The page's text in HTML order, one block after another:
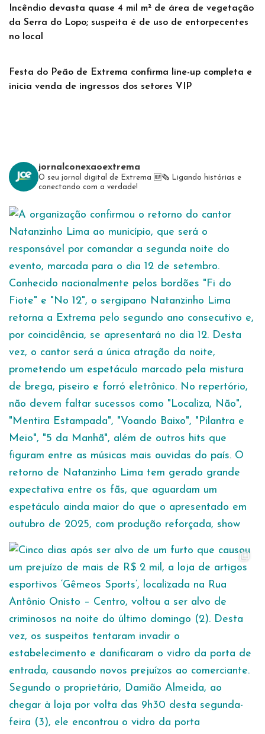
Incêndio devasta quase 4 mil m² de área de vegetação
da Serra do Lopo; suspeita é de uso de entorpecentes
no local
Festa do Peão de Extrema confirma line-up completa e
inicia venda de ingressos dos setores VIP
jornalconexaoextrema
O seu jornal digital de Extrema 🆕️🗞 Ligando histórias e
conectando com a verdade!